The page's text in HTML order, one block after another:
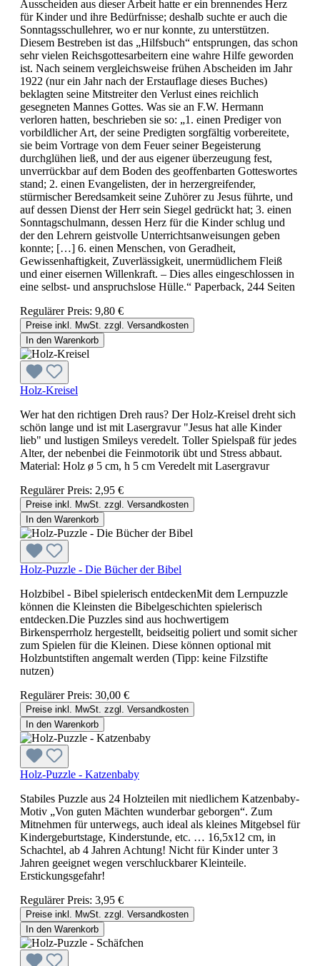
Ausscheiden aus dieser Arbeit hatte er ein brennendes Herz
für Kinder und ihre Bedürfnisse; deshalb suchte er auch die
Sonntagsschullehrer, wo er nur konnte, zu unterstützen.
Diesem Bestreben ist das „Hilfsbuch“ entsprungen, das schon
sehr vielen Reichsgottesarbeitern eine wahre Hilfe geworden
ist. Nach seinem vergleichsweise frühen Abscheiden im Jahr
1922 (nur ein Jahr nach der Erstauflage dieses Buches)
beklagten seine Mitstreiter den Verlust eines reichlich
gesegneten Mannes Gottes. Was sie an F.W. Hermann
verloren hatten, beschrieben sie so: „1. einen Prediger von
vorbildlicher Art, der seine Predigten sorgfältig vorbereitete,
sie beim Vortrage von dem Feuer seiner Begeisterung
durchglühen ließ, und der aus eigener überzeugung fest,
unverrückbar auf dem Boden des geoffenbarten Gotteswortes
stand; 2. einen Evangelisten, der in herzergreifender,
stürmischer Beredsamkeit seine Zuhörer zu Jesus führte, und
auf dessen Dienst der Herr sein Siegel gedrückt hat; 3. einen
Sonntagschulmann, dessen Herz für die Kinder schlug und
der den Lehrern geistvolle Unterrichtsanweisungen geben
konnte; […] 6. einen Menschen, von Geradheit,
Gewissenhaftigkeit, Zuverlässigkeit, unermüdlichem Fleiß
und einer eisernen Willenkraft. – Dies alles eingeschlossen in
eine selbst- und anspruchslose Hülle.“ Paperback, 244 Seiten
Regulärer Preis: 9,80 €
Preise inkl. MwSt. zzgl. Versandkosten
In den Warenkorb
Holz-Kreisel
Wer hat den richtigen Dreh raus? Der Holz-Kreisel dreht sich
schön lange und ist mit Lasergravur "Jesus hat alle Kinder
lieb" und lustigen Smileys veredelt. Toller Spielspaß für jedes
Alter, der nebenbei die Feinmotorik übt und Stress abbaut.
Material: Holz ø 5 cm, h 5 cm Veredelt mit Lasergravur
Regulärer Preis: 2,95 €
Preise inkl. MwSt. zzgl. Versandkosten
In den Warenkorb
Holz-Puzzle - Die Bücher der Bibel
Holzbibel - Bibel spielerisch entdeckenMit dem Lernpuzzle
können die Kleinsten die Bibelgeschichten spielerisch
entdecken.Die Puzzles sind aus hochwertigem
Birkensperrholz hergestellt, beidseitig poliert und somit sicher
zum Spielen für die Kleinen. Diese können optional mit
Holzbuntstiften angemalt werden (Tipp: keine Filzstifte
nutzen)
Regulärer Preis: 30,00 €
Preise inkl. MwSt. zzgl. Versandkosten
In den Warenkorb
Holz-Puzzle - Katzenbaby
Stabiles Puzzle aus 24 Holzteilen mit niedlichem Katzenbaby-
Motiv „Von guten Mächten wunderbar geborgen“. Zum
Mitnehmen für unterwegs, auch ideal als kleines Mitgebsel für
Kindergeburtstage, Kinderstunde, etc. … 16,5x12 cm, in
Schachtel, ab 4 Jahren Achtung! Nicht für Kinder unter 3
Jahren geeignet wegen verschluckbarer Kleinteile.
Erstickungsgefahr!
Regulärer Preis: 3,95 €
Preise inkl. MwSt. zzgl. Versandkosten
In den Warenkorb